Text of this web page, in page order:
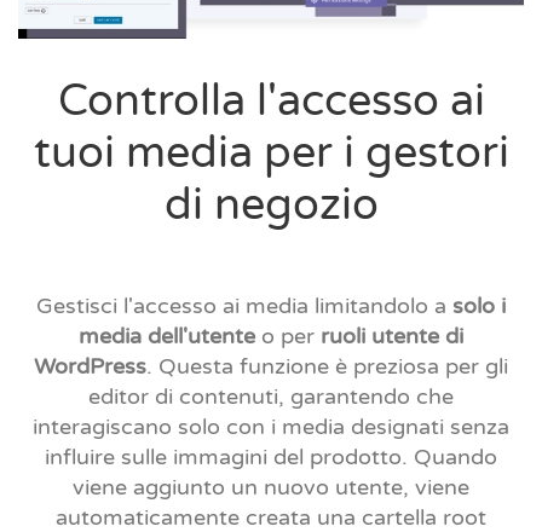
Controlla l'accesso ai
tuoi media per i gestori
di negozio
Gestisci l'accesso ai media limitandolo a solo i
media dell'utente o per ruoli utente di
WordPress. Questa funzione è preziosa per gli
editor di contenuti, garantendo che
interagiscano solo con i media designati senza
influire sulle immagini del prodotto. Quando
viene aggiunto un nuovo utente, viene
automaticamente creata una cartella root